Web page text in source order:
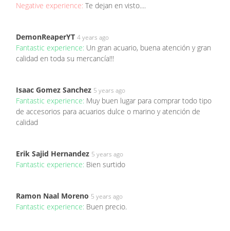
Negative experience: Te dejan en visto....
DemonReaperYT 4 years ago
Fantastic experience: Un gran acuario, buena atención y gran
calidad en toda su mercancía!!!
Isaac Gomez Sanchez 5 years ago
Fantastic experience: Muy buen lugar para comprar todo tipo
de accesorios para acuarios dulce o marino y atención de
calidad
Erik Sajid Hernandez 5 years ago
Fantastic experience: Bien surtido
Ramon Naal Moreno 5 years ago
Fantastic experience: Buen precio.